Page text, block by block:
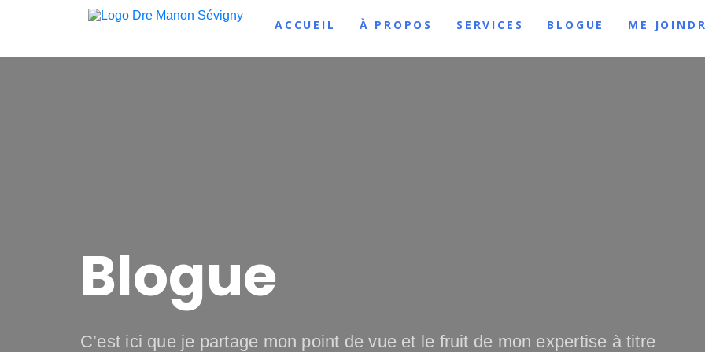
ACCUEIL À PROPOS SERVICES BLOGUE ME
Blogue
C’est ici que je partage mon point de vue et le fruit de mon expertise à titre